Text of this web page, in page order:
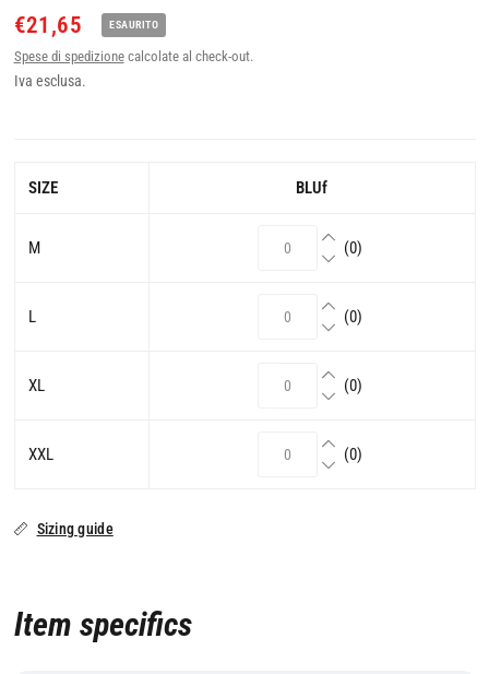
€21,65 ESAURITO
Spese di spedizionecalcolate al check-out.
Iva esclusa.
SIZE BLUf
M (0)
L (0)
XL (0)
XXL (0)
Sizing guide
Item specifics